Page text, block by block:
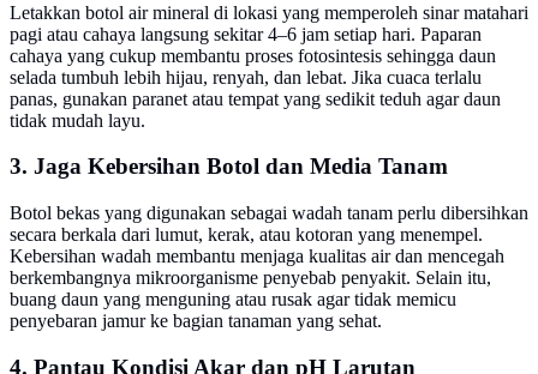
Letakkan botol air mineral di lokasi yang memperoleh sinar matahari
pagi atau cahaya langsung sekitar 4–6 jam setiap hari. Paparan
cahaya yang cukup membantu proses fotosintesis sehingga daun
selada tumbuh lebih hijau, renyah, dan lebat. Jika cuaca terlalu
panas, gunakan paranet atau tempat yang sedikit teduh agar daun
tidak mudah layu.
3. Jaga Kebersihan Botol dan Media Tanam
Botol bekas yang digunakan sebagai wadah tanam perlu dibersihkan
secara berkala dari lumut, kerak, atau kotoran yang menempel.
Kebersihan wadah membantu menjaga kualitas air dan mencegah
berkembangnya mikroorganisme penyebab penyakit. Selain itu,
buang daun yang menguning atau rusak agar tidak memicu
penyebaran jamur ke bagian tanaman yang sehat.
4. Pantau Kondisi Akar dan pH Larutan